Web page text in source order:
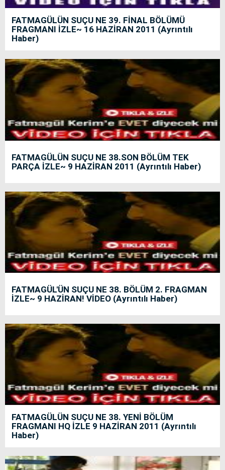
FATMAGÜLÜN SUÇU NE 39. FİNAL BÖLÜMÜ
FRAGMANI İZLE~ 16 HAZİRAN 2011 (Ayrıntılı
Haber)
FATMAGÜLÜN SUÇU NE 38.SON BÖLÜM TEK
PARÇA İZLE~ 9 HAZİRAN 2011 (Ayrıntılı Haber)
FATMAGÜL'ÜN SUÇU NE 38. BÖLÜM 2. FRAGMAN
İZLE~ 9 HAZİRAN! VİDEO (Ayrıntılı Haber)
FATMAGÜLÜN SUÇU NE 38. YENİ BÖLÜM
FRAGMANI HQ İZLE 9 HAZİRAN 2011 (Ayrıntılı
Haber)